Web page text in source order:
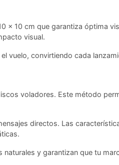
x 10 cm que garantiza óptima
visual.
vuelo, convirtiendo cada
voladores. Este método
directos. Las
y garantizan que tu